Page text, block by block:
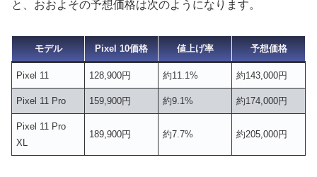
と、おおよその予想価格は次のようになります。
モデル Pixel 10価格 値上げ率 予想価格
Pixel 11 128,900円 約11.1% 約143,000円
Pixel 11 Pro 159,900円 約9.1% 約174,000円
Pixel 11 Pro
XL
189,900円 約7.7% 約205,000円